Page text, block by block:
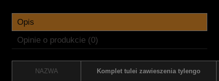
Opis
Opinie o produkcie (0)
NAZWA Komplet tulei zawieszenia tylengo